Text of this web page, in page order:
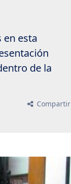
en esta
de la
Compartir